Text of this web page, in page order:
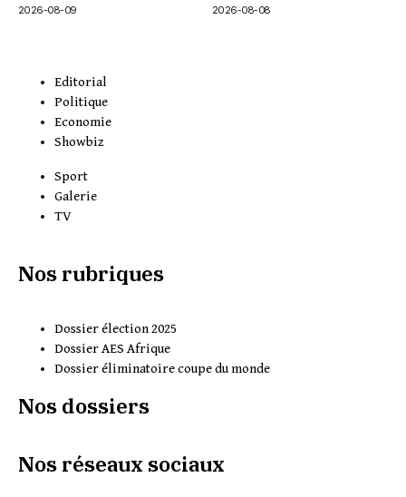
2026-08-09 2026-08-08
Editorial
Politique
Economie
Showbiz
Sport
Galerie
TV
Nos rubriques
Dossier élection 2025
Dossier AES Afrique
Dossier éliminatoire coupe du monde
Nos dossiers
Nos réseaux sociaux